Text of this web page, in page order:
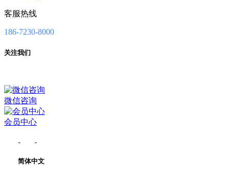
客服热线
186-7230-8000
关注我们
微信咨询
会员中心
简体中文